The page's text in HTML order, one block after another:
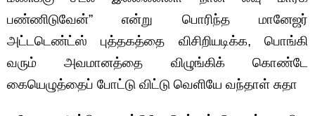
பண்ணிடுவேன்” என்று பொரிந்த மானேஜர்
அட்டடெண்ட்ஸ் புத்தகத்தை விசிறியடிக்க, பொங்கி
வரும் அவமானத்தை விழுங்கிக் கொண்டே
கையெழுத்தைப் போட்டு விட்டு வெளியே வந்தாள் சுதா